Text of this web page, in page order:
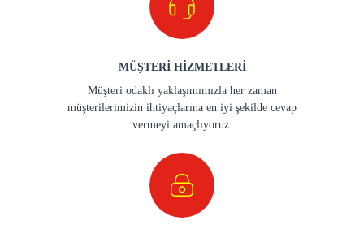
MÜŞTERİ HİZMETLERİ
Müşteri odaklı yaklaşımımızla her zaman
müşterilerimizin ihtiyaçlarına en iyi şekilde cevap
vermeyi amaçlıyoruz.